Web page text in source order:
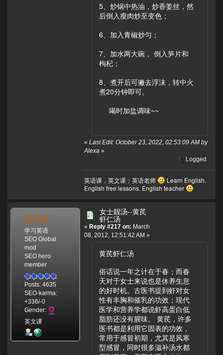
5、炒锅中热油，炒香姜丝，然
后倒入瘦肉炒至变色；
6、加入青椒炒匀；
7、加水两大碗， 倒入笋片和
枸杞；
8、煮开后可撇去浮沫，转中火
煮20分钟即可。
喝时加盐调味~~
« Last Edit: October 23, 2022, 02:53:09 AM by
Alexa »
Logged
英语课，英文课；英语老师
Learn English.
English free lessons. English teacher
英语课
学习英语
SEO Global
mod
SEO hero
member
Posts: 4635
SEO-karma:
+336/-0
Gender:
英文课
女士靓汤--黄芪
虾仁汤
« Reply #217 on: March
08, 2012, 12:51:42 AM »
黄芪虾仁汤
俗话说一年之计在于春；而春
天对于女士来说也是休养生息
的好时机。古医书提到虾对女
性有丰胸和催乳的功效；现代
医学和营养学都说虾高蛋白低
脂肪还没有腥味。 黄芪，许多
医书都是利用它固表的功效，
常用于感冒初期，尤其是风寒
型感冒，同时很多滋补汤水都